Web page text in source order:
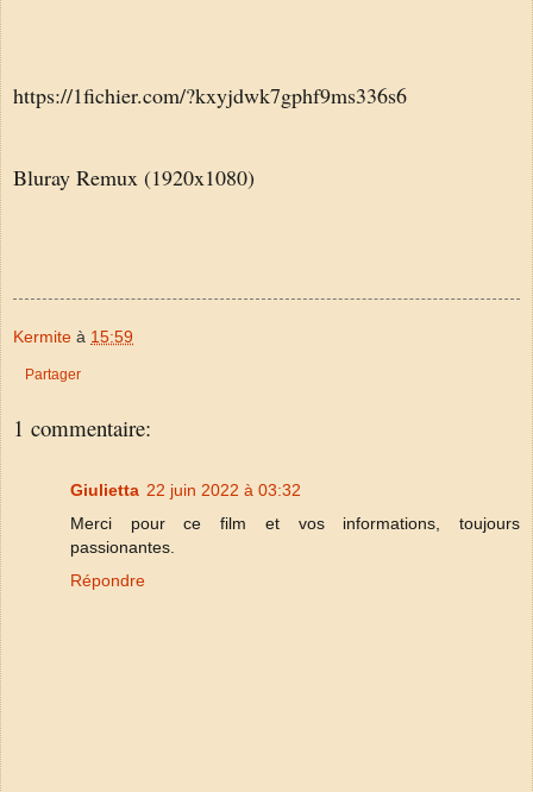
https://1fichier.com/?kxyjdwk7gphf9ms336s6
Bluray Remux (1920x1080)
Kermite à 15:59
Partager
1 commentaire:
Giulietta 22 juin 2022 à 03:32
Merci pour ce film et vos informations, toujours
passionantes.
Répondre